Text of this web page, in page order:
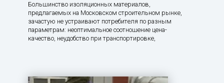
Большинство изоляционных материалов,
предлагаемых на Московском строительном рынке,
зачастую не устраивают потребителя по разным
параметрам: неоптимальное соотношение цена-
качество, неудобство при транспортировке,